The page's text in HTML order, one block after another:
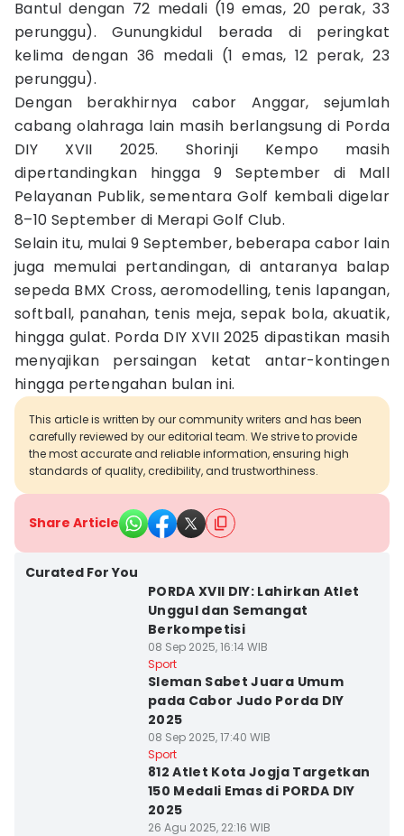
Bantul dengan 72 medali (19 emas, 20 perak, 33
perunggu). Gunungkidul berada di peringkat
kelima dengan 36 medali (1 emas, 12 perak, 23
perunggu).
Dengan berakhirnya cabor Anggar, sejumlah
cabang olahraga lain masih berlangsung di Porda
DIY XVII 2025. Shorinji Kempo masih
dipertandingkan hingga 9 September di Mall
Pelayanan Publik, sementara Golf kembali digelar
8–10 September di Merapi Golf Club.
Selain itu, mulai 9 September, beberapa cabor lain
juga memulai pertandingan, di antaranya balap
sepeda BMX Cross, aeromodelling, tenis lapangan,
softball, panahan, tenis meja, sepak bola, akuatik,
hingga gulat. Porda DIY XVII 2025 dipastikan masih
menyajikan persaingan ketat antar-kontingen
hingga pertengahan bulan ini.
This article is written by our community writers and has been
carefully reviewed by our editorial team. We strive to provide
the most accurate and reliable information, ensuring high
standards of quality, credibility, and trustworthiness.
Share Article
Curated For You
PORDA XVII DIY: Lahirkan Atlet
Unggul dan Semangat
Berkompetisi
08 Sep 2025, 16:14 WIB
Sport
Sleman Sabet Juara Umum
pada Cabor Judo Porda DIY
2025
08 Sep 2025, 17:40 WIB
Sport
812 Atlet Kota Jogja Targetkan
150 Medali Emas di PORDA DIY
2025
26 Agu 2025, 22:16 WIB